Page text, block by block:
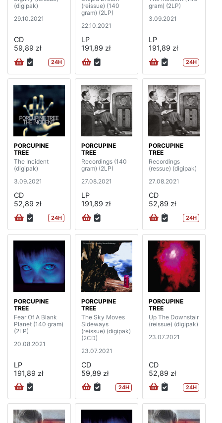
(digipak)
29.10.2021
CD
59,89 zł
24H
(reissue) (140
gram) (2LP)
22.10.2021
LP
191,89 zł
gram) (2LP)
3.09.2021
LP
191,89 zł
24H
PORCUPINE
TREE
The Incident
(digipak)
3.09.2021
CD
52,89 zł
24H
PORCUPINE
TREE
Recordings (140
gram) (2LP)
27.08.2021
LP
191,89 zł
PORCUPINE
TREE
Recordings
(ressue) (digipak)
27.08.2021
CD
52,89 zł
24H
PORCUPINE
TREE
Fear Of A Blank
Planet (140 gram)
(2LP)
20.08.2021
LP
191,89 zł
PORCUPINE
TREE
The Sky Moves
Sideways
(reissue) (digipak)
(2CD)
23.07.2021
CD
59,89 zł
24H
PORCUPINE
TREE
Up The Downstair
(reissue) (digipak)
23.07.2021
CD
52,89 zł
24H